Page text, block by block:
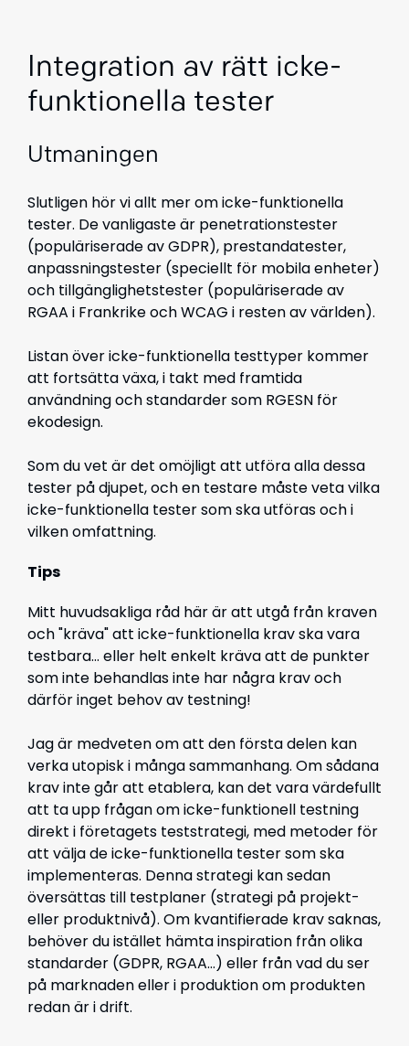
Integration av rätt icke-
funktionella tester
Utmaningen
Slutligen hör vi allt mer om icke-funktionella
tester. De vanligaste är penetrationstester
(populäriserade av GDPR), prestandatester,
anpassningstester (speciellt för mobila enheter)
och tillgänglighetstester (populäriserade av
RGAA i Frankrike och WCAG i resten av världen).
Listan över icke-funktionella testtyper kommer
att fortsätta växa, i takt med framtida
användning och standarder som RGESN för
ekodesign.
Som du vet är det omöjligt att utföra alla dessa
tester på djupet, och en testare måste veta vilka
icke-funktionella tester som ska utföras och i
vilken omfattning.
Tips
Mitt huvudsakliga råd här är att utgå från kraven
och "kräva" att icke-funktionella krav ska vara
testbara... eller helt enkelt kräva att de punkter
som inte behandlas inte har några krav och
därför inget behov av testning!
Jag är medveten om att den första delen kan
verka utopisk i många sammanhang. Om sådana
krav inte går att etablera, kan det vara värdefullt
att ta upp frågan om icke-funktionell testning
direkt i företagets teststrategi, med metoder för
att välja de icke-funktionella tester som ska
implementeras. Denna strategi kan sedan
översättas till testplaner (strategi på projekt-
eller produktnivå). Om kvantifierade krav saknas,
behöver du istället hämta inspiration från olika
standarder (GDPR, RGAA…) eller från vad du ser
på marknaden eller i produktion om produkten
redan är i drift.